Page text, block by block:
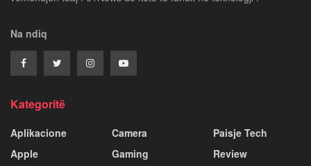
Na ndiq
Kategoritë
Aplikacione
Apple
Camera
Gaming
Paisje Tech
Review